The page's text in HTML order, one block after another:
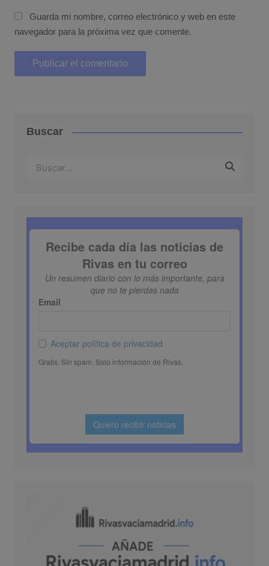
Guarda mi nombre, correo electrónico y web en este
navegador para la próxima vez que comente.
Buscar